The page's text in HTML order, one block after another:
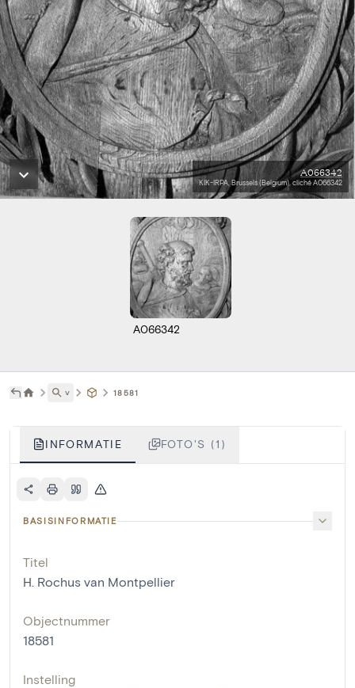
A066342
KIK-IRPA, Brussels (Belgium), cliché A066342
A066342
˅ 18581
INFORMATIE FOTO'S (1)
BASISINFORMATIE
Titel
H. Rochus van Montpellier
Objectnummer
18581
Instelling